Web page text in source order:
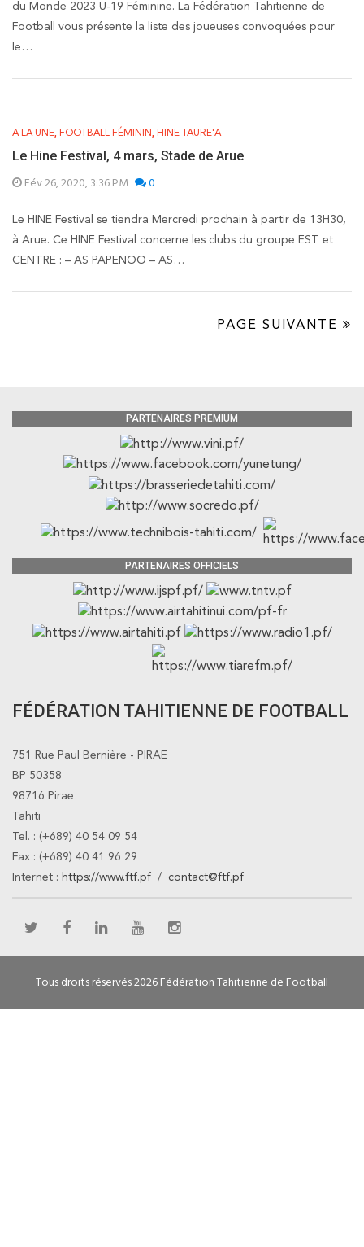
du Monde 2023 U-19 Féminine. La Fédération Tahitienne de
Football vous présente la liste des joueuses convoquées pour
le…
A LA UNE, FOOTBALL FÉMININ, HINE TAURE'A
Le Hine Festival, 4 mars, Stade de Arue
Fév 26, 2020, 3:36 PM 0
Le HINE Festival se tiendra Mercredi prochain à partir de 13H30,
à Arue. Ce HINE Festival concerne les clubs du groupe EST et
CENTRE : – AS PAPENOO – AS…
PAGE SUIVANTE
PARTENAIRES PREMIUM
PARTENAIRES OFFICIELS
FÉDÉRATION TAHITIENNE DE FOOTBALL
751 Rue Paul Bernière - PIRAE
BP 50358
98716 Pirae
Tahiti
Tel. : (+689) 40 54 09 54
Fax : (+689) 40 41 96 29
Internet : https://www.ftf.pf / contact@ftf.pf
Tous droits réservés 2026 Fédération Tahitienne de Football